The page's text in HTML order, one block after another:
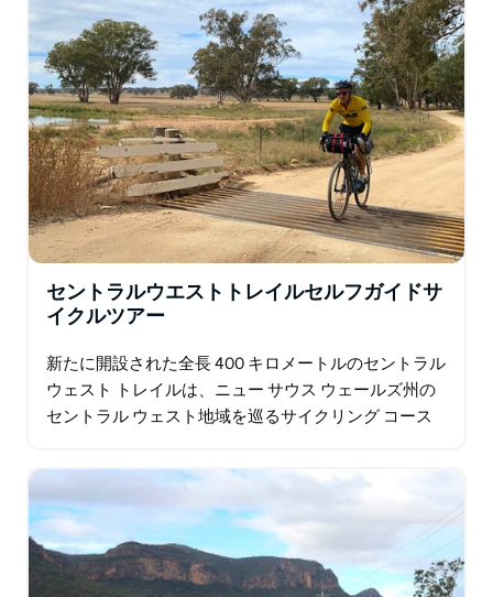
セントラルウエストトレイルセルフガイドサ
イクルツアー
新たに開設された全長 400 キロメートルのセントラル
ウェスト トレイルは、ニュー サウス ウェールズ州の
セントラル ウェスト地域を巡るサイクリング コース
力的な町など…